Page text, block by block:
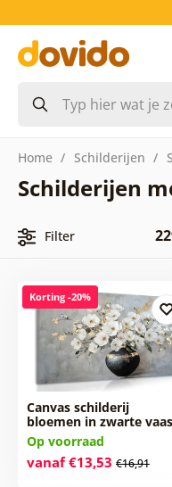
Home Schilderijen
Schilderijen
Filter
Korting -20%
Canvas schilderij
bloemen in zwarte vaas
Op voorraad
vanaf €13,53 €16,91